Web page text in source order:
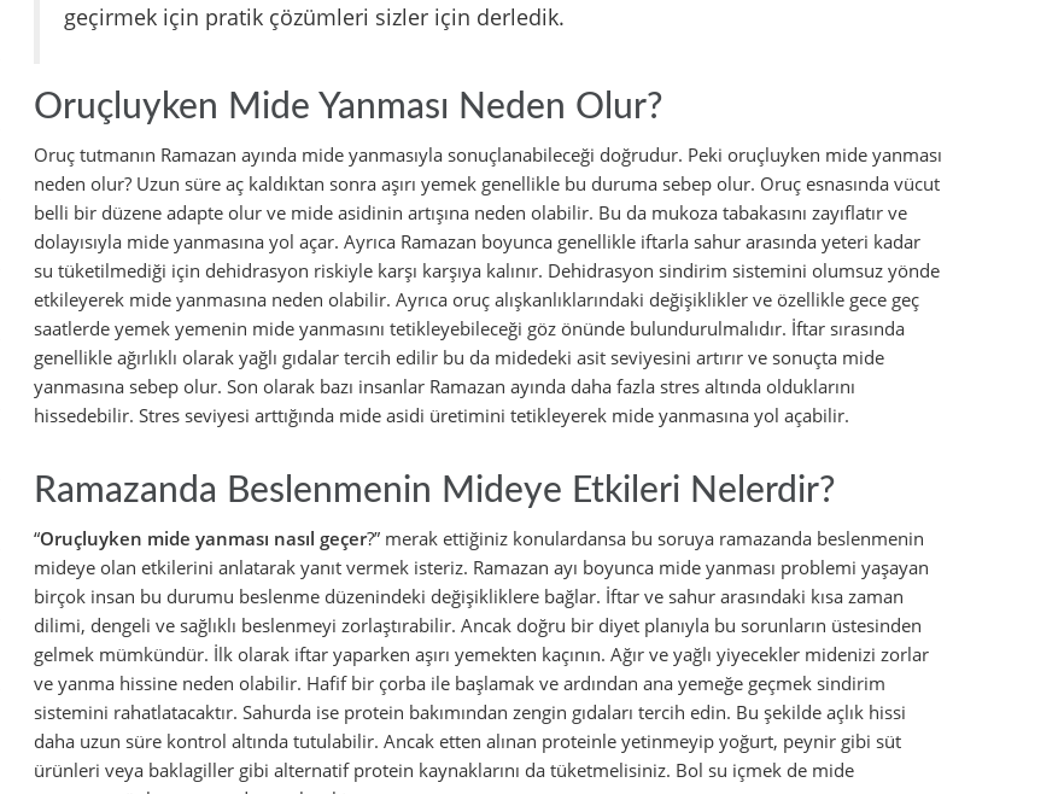
geçirmek için pratik çözümleri sizler için derledik.
Oruçluyken Mide Yanması Neden Olur?
Oruç tutmanın Ramazan ayında mide yanmasıyla sonuçlanabileceği doğrudur. Peki oruçluyken mide yanması
neden olur? Uzun süre aç kaldıktan sonra aşırı yemek genellikle bu duruma sebep olur. Oruç esnasında vücut
belli bir düzene adapte olur ve mide asidinin artışına neden olabilir. Bu da mukoza tabakasını zayıflatır ve
dolayısıyla mide yanmasına yol açar. Ayrıca Ramazan boyunca genellikle iftarla sahur arasında yeteri kadar
su tüketilmediği için dehidrasyon riskiyle karşı karşıya kalınır. Dehidrasyon sindirim sistemini olumsuz yönde
etkileyerek mide yanmasına neden olabilir. Ayrıca oruç alışkanlıklarındaki değişiklikler ve özellikle gece geç
saatlerde yemek yemenin mide yanmasını tetikleyebileceği göz önünde bulundurulmalıdır. İftar sırasında
genellikle ağırlıklı olarak yağlı gıdalar tercih edilir bu da midedeki asit seviyesini artırır ve sonuçta mide
yanmasına sebep olur. Son olarak bazı insanlar Ramazan ayında daha fazla stres altında olduklarını
hissedebilir. Stres seviyesi arttığında mide asidi üretimini tetikleyerek mide yanmasına yol açabilir.
Ramazanda Beslenmenin Mideye Etkileri Nelerdir?
“Oruçluyken mide yanması nasıl geçer?” merak ettiğiniz konulardansa bu soruya ramazanda beslenmenin
mideye olan etkilerini anlatarak yanıt vermek isteriz. Ramazan ayı boyunca mide yanması problemi yaşayan
birçok insan bu durumu beslenme düzenindeki değişikliklere bağlar. İftar ve sahur arasındaki kısa zaman
dilimi, dengeli ve sağlıklı beslenmeyi zorlaştırabilir. Ancak doğru bir diyet planıyla bu sorunların üstesinden
gelmek mümkündür. İlk olarak iftar yaparken aşırı yemekten kaçının. Ağır ve yağlı yiyecekler midenizi zorlar
ve yanma hissine neden olabilir. Hafif bir çorba ile başlamak ve ardından ana yemeğe geçmek sindirim
sistemini rahatlatacaktır. Sahurda ise protein bakımından zengin gıdaları tercih edin. Bu şekilde açlık hissi
daha uzun süre kontrol altında tutulabilir. Ancak etten alınan proteinle yetinmeyip yoğurt, peynir gibi süt
ürünleri veya baklagiller gibi alternatif protein kaynaklarını da tüketmelisiniz. Bol su içmek de mide